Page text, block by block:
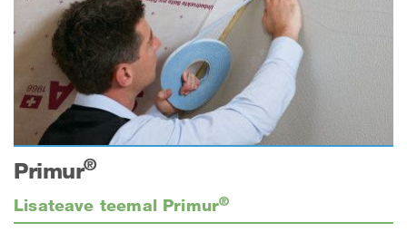
Primur®
Lisateave teemal Primur®